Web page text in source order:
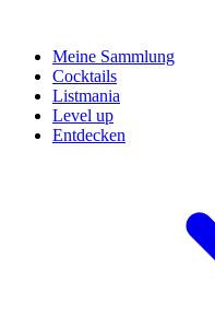
Meine Sammlung
Cocktails
Listmania
Level up
Entdecken